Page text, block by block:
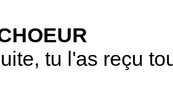
tu l'as reçu